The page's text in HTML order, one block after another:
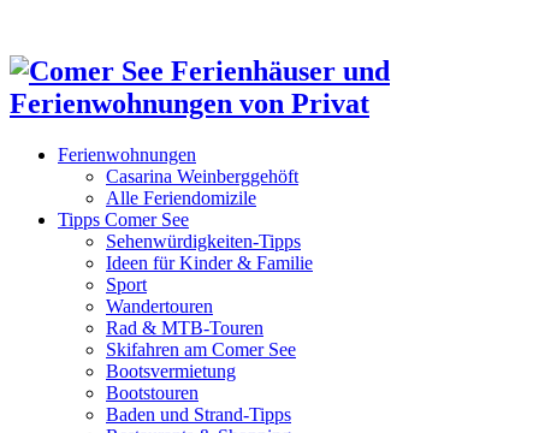
Ferienwohnungen
Casarina Weinberggehöft
Alle Feriendomizile
Tipps Comer See
Sehenwürdigkeiten-Tipps
Ideen für Kinder & Familie
Sport
Wandertouren
Rad & MTB-Touren
Skifahren am Comer See
Bootsvermietung
Bootstouren
Baden und Strand-Tipps